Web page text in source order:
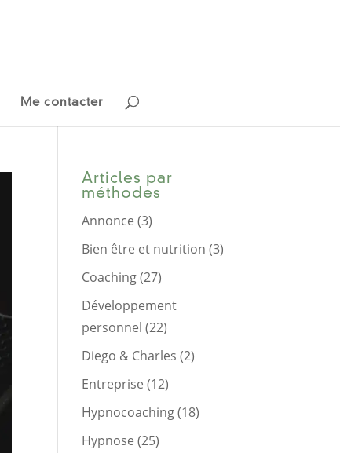
Me contacter
Articles par
méthodes
Annonce (3)
Bien être et nutrition (3)
Coaching(27)
Développement
personnel (22)
Diego & Charles (2)
Entreprise (12)
Hypnocoaching(18)
Hypnose (25)